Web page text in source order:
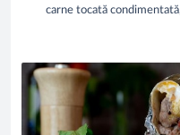
carne tocată